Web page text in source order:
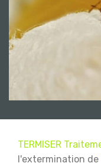
TERMISER
l'extermination de